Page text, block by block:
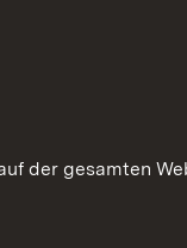
der gesamten